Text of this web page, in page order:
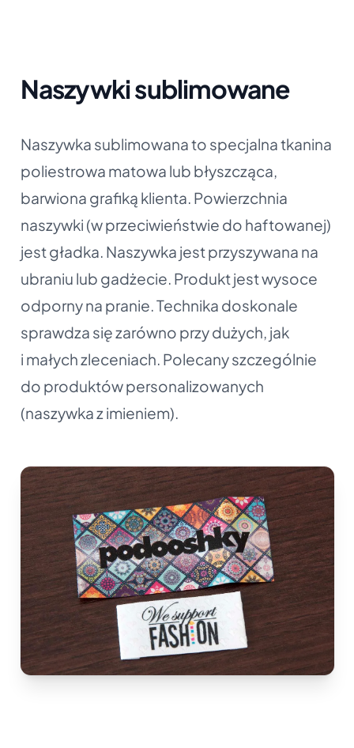
Naszywki sublimowane
Naszywka sublimowana to specjalna tkanina
poliestrowa matowa lub błyszcząca,
barwiona grafiką klienta. Powierzchnia
naszywki (w przeciwieństwie do haftowanej)
jest gładka. Naszywka jest przyszywana na
ubraniu lub gadżecie. Produkt jest wysoce
odporny na pranie. Technika doskonale
sprawdza się zarówno przy dużych, jak
i małych zleceniach. Polecany szczególnie
do produktów personalizowanych
(naszywka z imieniem).